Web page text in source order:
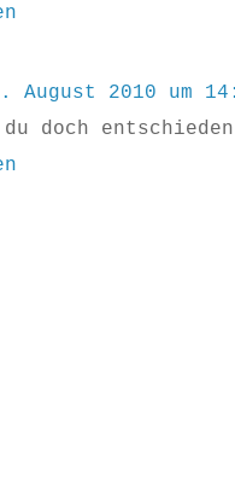
August 2010 um
du doch